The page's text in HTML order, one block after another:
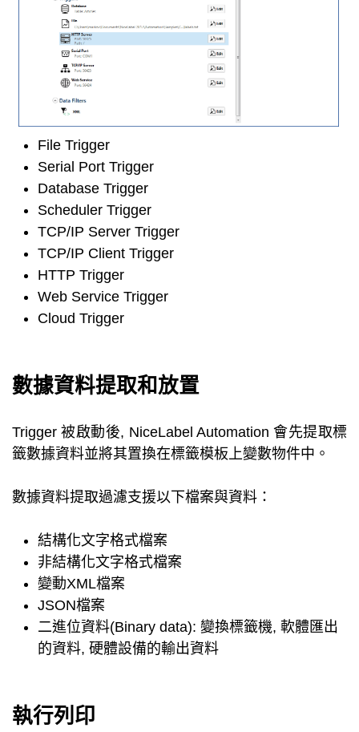
File Trigger
Serial Port Trigger
Database Trigger
Scheduler Trigger
TCP/IP Server Trigger
TCP/IP Client Trigger
HTTP Trigger
Web Service Trigger
Cloud Trigger
數據資料提取和放置
Trigger 被啟動後, NiceLabel Automation 會先提取標
籤數據資料並將其置換在標籤模板上變數物件中。
數據資料提取過濾支援以下檔案與資料：
結構化文字格式檔案
非結構化文字格式檔案
變動XML檔案
JSON檔案
二進位資料(Binary data): 變換標籤機, 軟體匯出
的資料, 硬體設備的輸出資料
執行列印